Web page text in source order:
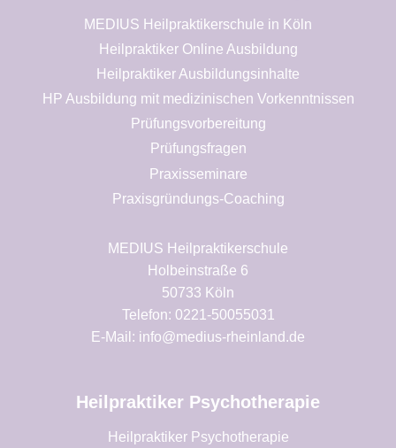
MEDIUS Heilpraktikerschule in Köln
Heilpraktiker Online Ausbildung
Heilpraktiker Ausbildungsinhalte
HP Ausbildung mit medizinischen Vorkenntnissen
Prüfungsvorbereitung
Prüfungsfragen
Praxisseminare
Praxisgründungs-Coaching
MEDIUS Heilpraktikerschule
Holbeinstraße 6
50733 Köln
Telefon: 0221-50055031
E-Mail: info@medius-rheinland.de
Heilpraktiker Psychotherapie
Heilpraktiker Psychotherapie